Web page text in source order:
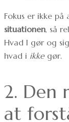
Fokus er ikke på
situationen, så
Hvad I gør og
hvad i ikke gør.
2. Den
at